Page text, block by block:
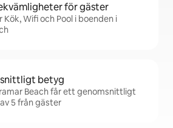
för gäster
Kök, Wifi och Pool i boenden i
betyg
Beach får ett genomsnittligt
5 från gäster